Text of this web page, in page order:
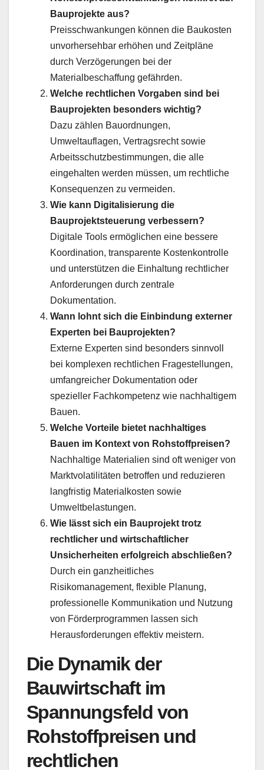
Bauprojekte aus?
Preisschwankungen können die Baukosten
unvorhersehbar erhöhen und Zeitpläne
durch Verzögerungen bei der
Materialbeschaffung gefährden.
Welche rechtlichen Vorgaben sind bei
Bauprojekten besonders wichtig?
Dazu zählen Bauordnungen,
Umweltauflagen, Vertragsrecht sowie
Arbeitsschutzbestimmungen, die alle
eingehalten werden müssen, um rechtliche
Konsequenzen zu vermeiden.
Wie kann Digitalisierung die
Bauprojektsteuerung verbessern?
Digitale Tools ermöglichen eine bessere
Koordination, transparente Kostenkontrolle
und unterstützen die Einhaltung rechtlicher
Anforderungen durch zentrale
Dokumentation.
Wann lohnt sich die Einbindung externer
Experten bei Bauprojekten?
Externe Experten sind besonders sinnvoll
bei komplexen rechtlichen Fragestellungen,
umfangreicher Dokumentation oder
spezieller Fachkompetenz wie nachhaltigem
Bauen.
Welche Vorteile bietet nachhaltiges
Bauen im Kontext von Rohstoffpreisen?
Nachhaltige Materialien sind oft weniger von
Marktvolatilitäten betroffen und reduzieren
langfristig Materialkosten sowie
Umweltbelastungen.
Wie lässt sich ein Bauprojekt trotz
rechtlicher und wirtschaftlicher
Unsicherheiten erfolgreich abschließen?
Durch ein ganzheitliches
Risikomanagement, flexible Planung,
professionelle Kommunikation und Nutzung
von Förderprogrammen lassen sich
Herausforderungen effektiv meistern.
Die Dynamik der
Bauwirtschaft im
Spannungsfeld von
Rohstoffpreisen und
rechtlichen